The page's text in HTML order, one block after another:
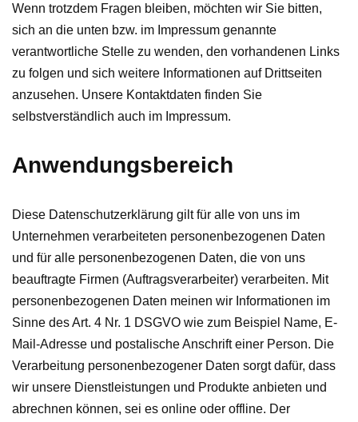
Wenn trotzdem Fragen bleiben, möchten wir Sie bitten,
sich an die unten bzw. im Impressum genannte
verantwortliche Stelle zu wenden, den vorhandenen Links
zu folgen und sich weitere Informationen auf Drittseiten
anzusehen. Unsere Kontaktdaten finden Sie
selbstverständlich auch im Impressum.
Anwendungsbereich
Diese Datenschutzerklärung gilt für alle von uns im
Unternehmen verarbeiteten personenbezogenen Daten
und für alle personenbezogenen Daten, die von uns
beauftragte Firmen (Auftragsverarbeiter) verarbeiten. Mit
personenbezogenen Daten meinen wir Informationen im
Sinne des Art. 4 Nr. 1 DSGVO wie zum Beispiel Name, E-
Mail-Adresse und postalische Anschrift einer Person. Die
Verarbeitung personenbezogener Daten sorgt dafür, dass
wir unsere Dienstleistungen und Produkte anbieten und
abrechnen können, sei es online oder offline. Der